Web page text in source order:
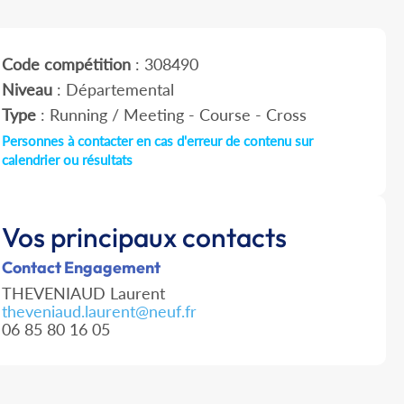
Code compétition: 308490
Niveau: Départemental
Type: Running / Meeting - Course - Cross
Personnes à contacter en cas d'erreur de contenu sur
calendrier ou résultats
Vos principaux contacts
Contact Engagement
THEVENIAUD Laurent
theveniaud.laurent@neuf.fr
06 85 80 16 05